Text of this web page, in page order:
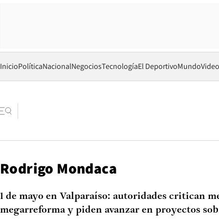
InicioPolíticaNacionalNegociosTecnologíaEl DeportivoMundo
Rodrigo Mondaca
1 de mayo en Valparaíso: autoridades critican
megarreforma y piden avanzar en proyectos